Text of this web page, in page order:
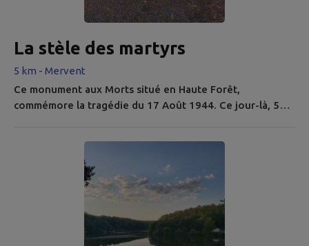
La stèle des martyrs
5 km - Mervent
Ce monument aux Morts situé en Haute Forêt,
commémore la tragédie du 17 Août 1944. Ce jour-là, 5